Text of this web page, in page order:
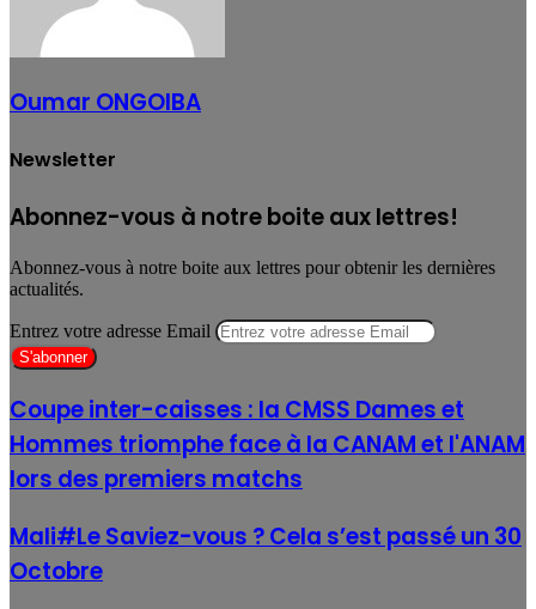
Oumar ONGOIBA
Newsletter
Abonnez-vous à notre boite aux lettres!
Abonnez-vous à notre boite aux lettres pour obtenir les dernières
actualités.
Entrez votre adresse Email
Coupe inter-caisses : la CMSS Dames et
Hommes triomphe face à la CANAM et l'ANAM
lors des premiers matchs
Mali#Le Saviez-vous ? Cela s’est passé un 30
Octobre